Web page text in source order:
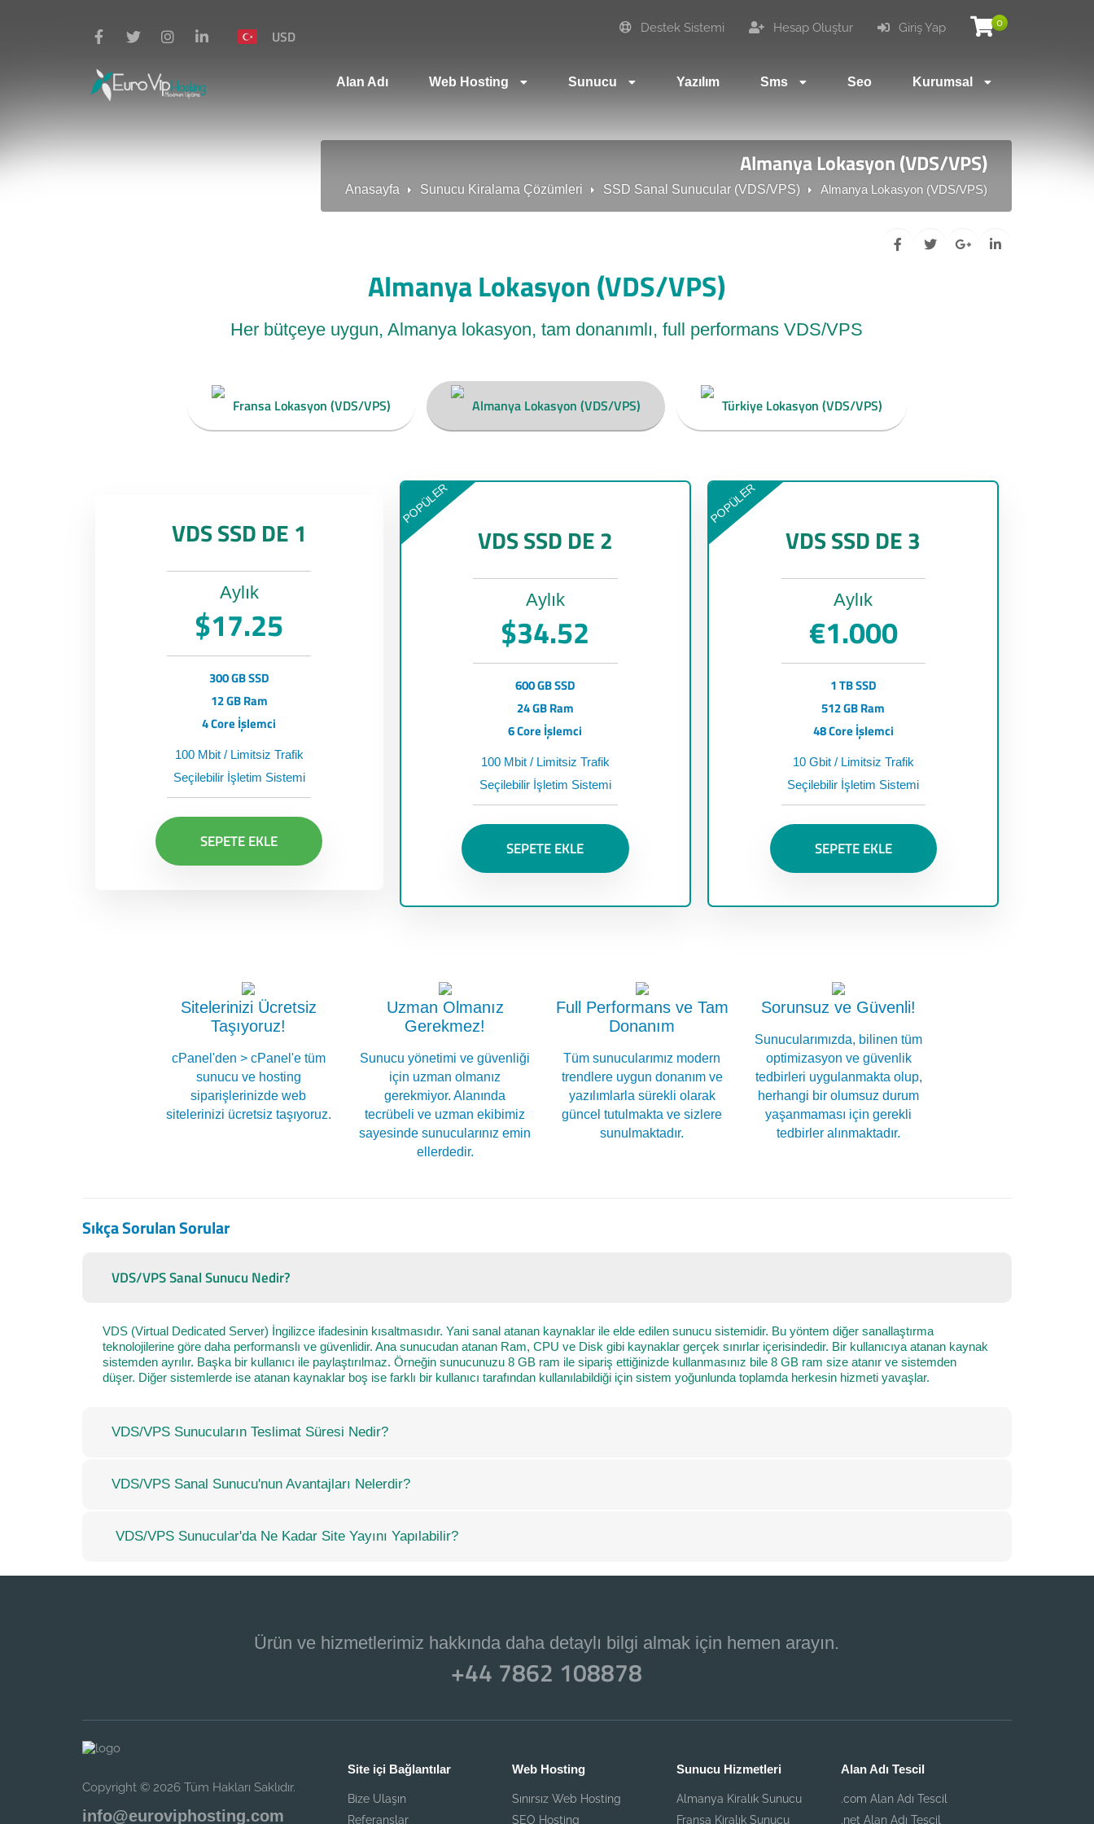
0
Giriş Yap
Hesap Oluştur
Destek Sistemi
USD
Alan Adı Web Hosting Sunucu Yazılım Sms Seo Kurumsal
Almanya Lokasyon (VDS/VPS)
Anasayfa Sunucu Kiralama Çözümleri SSD Sanal Sunucular (VDS/VPS) Almanya Lokasyon (VDS/VPS)
Almanya Lokasyon (VDS/VPS)
Her bütçeye uygun, Almanya lokasyon, tam donanımlı, full performans VDS/VPS
Fransa Lokasyon (VDS/VPS) Almanya Lokasyon (VDS/VPS) Türkiye Lokasyon (VDS/VPS)
VDS SSD DE 1
Aylık
$17.25
300 GB SSD
12 GB Ram
4 Core İşlemci
100 Mbit / Limitsiz Trafik
Seçilebilir İşletim Sistemi
SEPETE EKLE
POPÜLER
VDS SSD DE 2
Aylık
$34.52
600 GB SSD
24 GB Ram
6 Core İşlemci
100 Mbit / Limitsiz Trafik
Seçilebilir İşletim Sistemi
SEPETE EKLE
POPÜLER
VDS SSD DE 3
Aylık
€1.000
1 TB SSD
512 GB Ram
48 Core İşlemci
10 Gbit / Limitsiz Trafik
Seçilebilir İşletim Sistemi
SEPETE EKLE
Sitelerinizi Ücretsiz
Taşıyoruz!
cPanel'den > cPanel'e tüm
sunucu ve hosting
siparişlerinizde web
sitelerinizi ücretsiz taşıyoruz.
Uzman Olmanız
Gerekmez!
Sunucu yönetimi ve güvenliği
için uzman olmanız
gerekmiyor. Alanında
tecrübeli ve uzman ekibimiz
sayesinde sunucularınız emin
ellerdedir.
Full Performans ve Tam
Donanım
Tüm sunucularımız modern
trendlere uygun donanım ve
yazılımlarla sürekli olarak
güncel tutulmakta ve sizlere
sunulmaktadır.
Sorunsuz ve Güvenli!
Sunucularımızda, bilinen tüm
optimizasyon ve güvenlik
tedbirleri uygulanmakta olup,
herhangi bir olumsuz durum
yaşanmaması için gerekli
tedbirler alınmaktadır.
Sıkça Sorulan Sorular
VDS/VPS Sanal Sunucu Nedir?
VDS (Virtual Dedicated Server) İngilizce ifadesinin kısaltmasıdır. Yani sanal atanan kaynaklar ile elde edilen sunucu sistemidir. Bu yöntem diğer sanallaştırma
teknolojilerine göre daha performanslı ve güvenlidir. Ana sunucudan atanan Ram, CPU ve Disk gibi kaynaklar gerçek sınırlar içerisindedir. Bir kullanıcıya atanan kaynak
sistemden ayrılır. Başka bir kullanıcı ile paylaştırılmaz. Örneğin sunucunuzu 8 GB ram ile sipariş ettiğinizde kullanmasınız bile 8 GB ram size atanır ve sistemden
düşer. Diğer sistemlerde ise atanan kaynaklar boş ise farklı bir kullanıcı tarafından kullanılabildiği için sistem yoğunlunda toplamda herkesin hizmeti yavaşlar.
VDS/VPS Sunucuların Teslimat Süresi Nedir?
VDS/VPS Sanal Sunucu'nun Avantajları Nelerdir?
VDS/VPS Sunucular'da Ne Kadar Site Yayını Yapılabilir?
Ürün ve hizmetlerimiz hakkında daha detaylı bilgi almak için hemen arayın.
+44 7862 108878
Copyright © 2026 Tüm Hakları Saklıdır.
info@euroviphosting.com
Site içi Bağlantılar
Bize Ulaşın
Referanslar
Web Hosting
Sınırsız Web Hosting
SEO Hosting
Sunucu Hizmetleri
Almanya Kiralık Sunucu
Fransa Kiralık Sunucu
Alan Adı Tescil
.com Alan Adı Tescil
.net Alan Adı Tescil